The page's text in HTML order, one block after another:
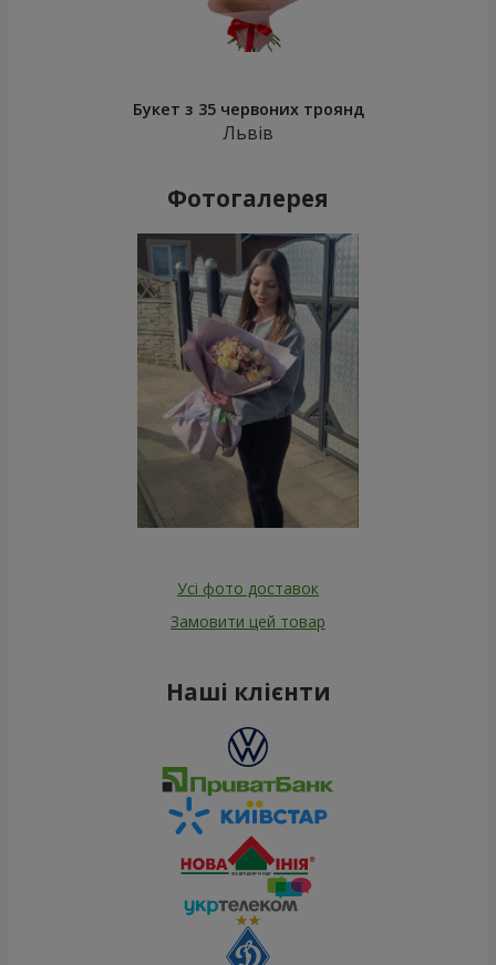
Букет з 35 червоних троянд
Львів
Фотогалерея
Усі фото доставок
Замовити цей товар
Наші клієнти